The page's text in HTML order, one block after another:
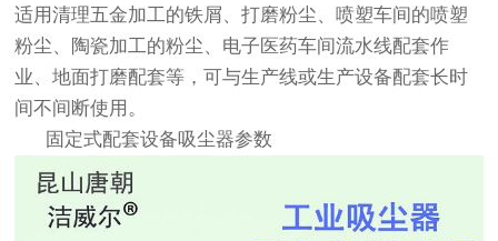
适用清理五金加工的铁屑、打磨粉尘、喷塑车间的喷塑
粉尘、陶瓷加工的粉尘、电子医药车间流水线配套作
业、地面打磨配套等，可与生产线或生产设备配套长时
间不间断使用。
固定式配套设备吸尘器参数